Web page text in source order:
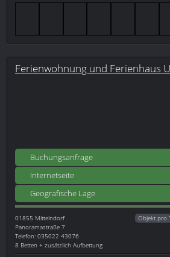
Ferienwohnung und Ferienhaus
Buchungsanfrage
Internetseite
Geografische Lage
01855 Mittelndorf
Panoramastraße 7
Telefon: 035022 43076
8 Betten + zusätzlich Aufbettung
Objekt pro